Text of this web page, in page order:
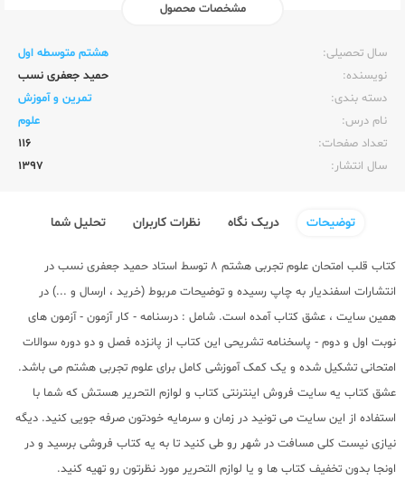
مشخصات محصول
سال تحصیلی:‌
هشتم متوسطه اول
نویسنده:‌
حمید جعفری نسب
دسته بندی:
تمرین و آموزش
نام درس:
علوم
تعداد صفحات:‌
116
سال انتشار:‌
1397
توضیحات دریک نگاه نظرات کاربران تحلیل شما
کتاب قلب امتحان علوم تجربی هشتم 8 توسط استاد حمید جعفری نسب در
انتشارات اسفندیار به چاپ رسیده و توضیحات مربوط (خرید ، ارسال و ...) در
همین سایت ، عشق کتاب آمده است. شامل : درسنامه - کار آزمون - آزمون های
نوبت اول و دوم - پاسخنامه تشریحی این کتاب از پانزده فصل و دو دوره سوالات
امتحانی تشکیل شده و یک کمک آموزشی کامل برای علوم تجربی هشتم می باشد.
عشق کتاب یه سایت فروش اینترنتی کتاب و لوازم التحریر هستش که شما با
استفاده از این سایت می تونید در زمان و سرمایه خودتون صرفه جویی کنید. دیگه
نیازی نیست کلی مسافت در شهر رو طی کنید تا به یه کتاب فروشی برسید و در
اونجا بدون تخفیف کتاب ها و یا لوازم التحریر مورد نظرتون رو تهیه کنید.